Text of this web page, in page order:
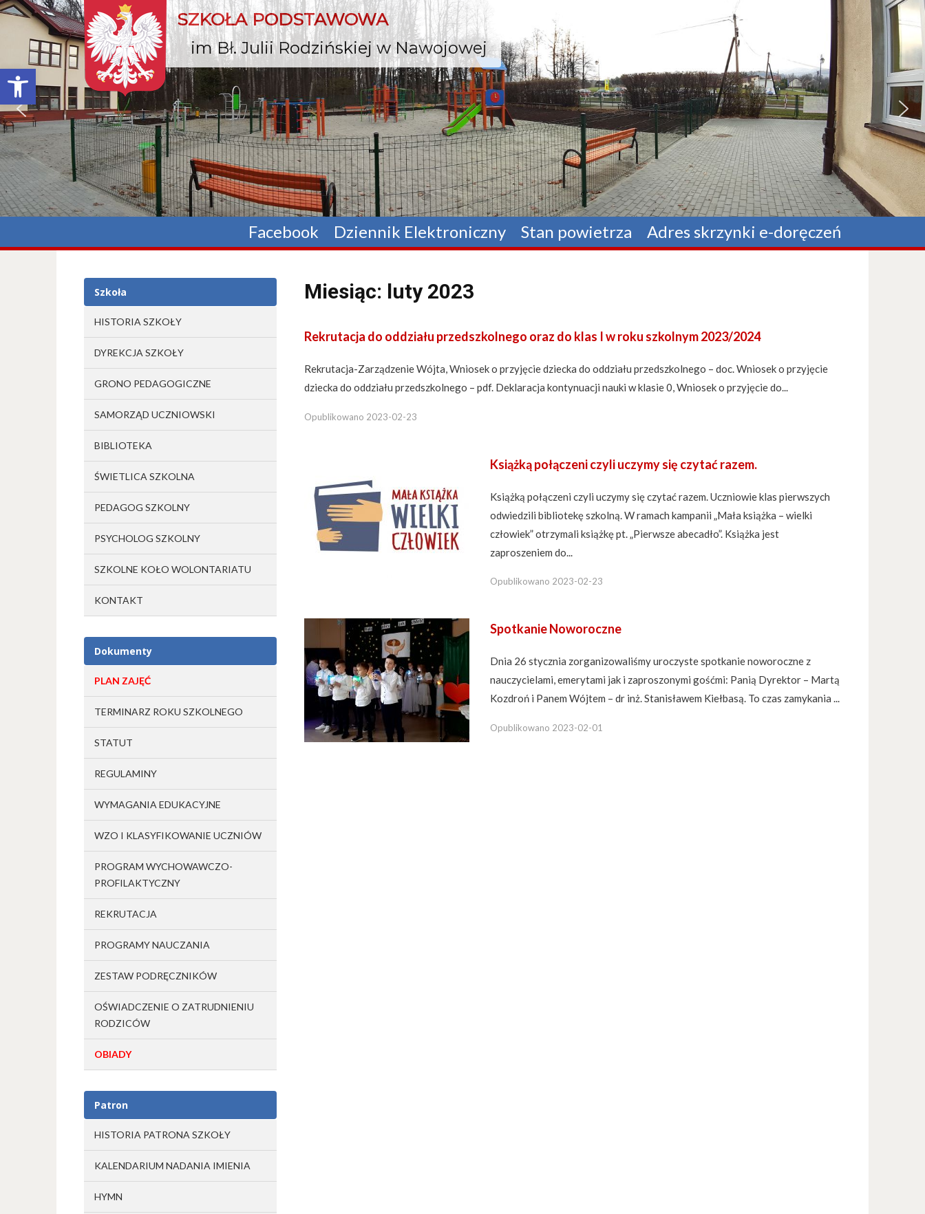
Otwórz pasek narzędzi
Skip
to
content
SZKOŁA PODSTAWOWA
im Bł. Julii Rodzińskiej w Nawojowej
Facebook Dziennik Elektroniczny Stan powietrza Adres skrzynki e-doręczeń
Miesiąc: luty 2023
Rekrutacja do oddziału przedszkolnego oraz do klas I w roku szkolnym 2023/2024
Rekrutacja-Zarządzenie Wójta, Wniosek o przyjęcie dziecka do oddziału przedszkolnego – doc. Wniosek o przyjęcie
dziecka do oddziału przedszkolnego – pdf. Deklaracja kontynuacji nauki w klasie 0, Wniosek o przyjęcie do...
Opublikowano 2023-02-23
Książką połączeni czyli uczymy się czytać razem.
Książką połączeni czyli uczymy się czytać razem. Uczniowie klas pierwszych
odwiedzili bibliotekę szkolną. W ramach kampanii „Mała książka – wielki
człowiek” otrzymali książkę pt. „Pierwsze abecadło”. Książka jest
zaproszeniem do...
Opublikowano 2023-02-23
Spotkanie Noworoczne
Dnia 26 stycznia zorganizowaliśmy uroczyste spotkanie noworoczne z
nauczycielami, emerytami jak i zaproszonymi gośćmi: Panią Dyrektor – Martą
Kozdroń i Panem Wójtem – dr inż. Stanisławem Kiełbasą. To czas zamykania ...
Opublikowano 2023-02-01
Szkoła
HISTORIA SZKOŁY
DYREKCJA SZKOŁY
GRONO PEDAGOGICZNE
SAMORZĄD UCZNIOWSKI
BIBLIOTEKA
ŚWIETLICA SZKOLNA
PEDAGOG SZKOLNY
PSYCHOLOG SZKOLNY
SZKOLNE KOŁO WOLONTARIATU
KONTAKT
Dokumenty
PLAN ZAJĘĆ
TERMINARZ ROKU SZKOLNEGO
STATUT
REGULAMINY
WYMAGANIA EDUKACYJNE
WZO I KLASYFIKOWANIE UCZNIÓW
PROGRAM WYCHOWAWCZO-
PROFILAKTYCZNY
REKRUTACJA
PROGRAMY NAUCZANIA
ZESTAW PODRĘCZNIKÓW
OŚWIADCZENIE O ZATRUDNIENIU
RODZICÓW
OBIADY
Patron
HISTORIA PATRONA SZKOŁY
KALENDARIUM NADANIA IMIENIA
HYMN